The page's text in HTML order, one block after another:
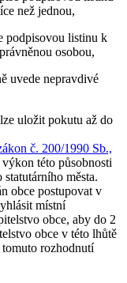
než jednou,
podpisovou listinu k
osobou,
uvede nepravdivé
uložit pokutu až do
č. 200/1990 Sb.,
výkon této působnosti
města.
obce postupovat v
místní
obce, aby do 2
obce v této lhůtě
rozhodnutí